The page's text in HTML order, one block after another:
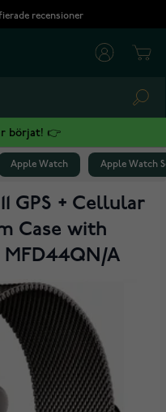
recensioner
börjat! 👉
Apple Watch Apple Watch
GPS + Cellular
Case with
MFD44QN/A